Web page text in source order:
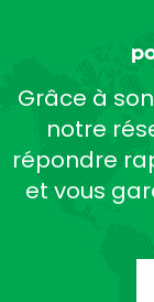
Grâce à
notre
répondre
et vous